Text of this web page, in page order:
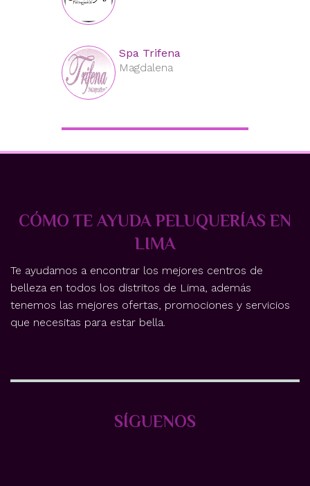
Spa Trifena
Magdalena
CÓMO TE AYUDA PELUQUERÍAS EN
LIMA
Te ayudamos a encontrar los mejores centros de
belleza en todos los distritos de Lima, además
tenemos las mejores ofertas, promociones y servicios
que necesitas para estar bella.
SÍGUENOS